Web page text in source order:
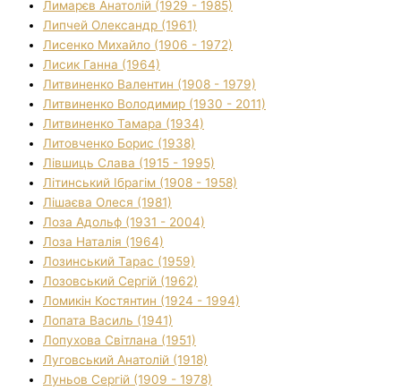
Лимарєв Анатолій (1929 - 1985)
Липчей Олександр (1961)
Лисенко Михайло (1906 - 1972)
Лисик Ганна (1964)
Литвиненко Валентин (1908 - 1979)
Литвиненко Володимир (1930 - 2011)
Литвиненко Тамара (1934)
Литовченко Борис (1938)
Лівшиць Слава (1915 - 1995)
Літинський Ібрагім (1908 - 1958)
Лішаєва Олеся (1981)
Лоза Адольф (1931 - 2004)
Лоза Наталія (1964)
Лозинський Тарас (1959)
Лозовський Сергій (1962)
Ломикін Костянтин (1924 - 1994)
Лопата Василь (1941)
Лопухова Світлана (1951)
Луговський Анатолій (1918)
Луньов Сергій (1909 - 1978)